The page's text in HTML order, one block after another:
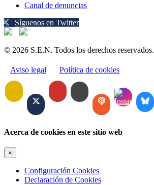
Canal de denuncias
Síguenos en Twitter
© 2026 S.E.N. Todos los derechos reservados.
Aviso legal Política de cookies
Acerca de cookies en este sitio web
×
Configuración Cookies
Declaración de Cookies